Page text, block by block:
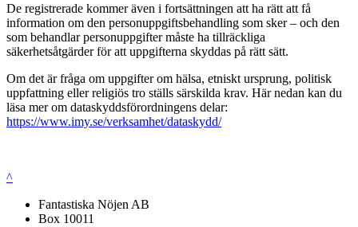
De registrerade kommer även i fortsättningen att ha rätt att få
information om den personuppgiftsbehandling som sker – och den
som behandlar personuppgifter måste ha tillräckliga
säkerhetsåtgärder för att uppgifterna skyddas på rätt sätt.
Om det är fråga om uppgifter om hälsa, etniskt ursprung, politisk
uppfattning eller religiös tro ställs särskilda krav. Här nedan kan du
läsa mer om dataskyddsförordningens delar:
https://www.imy.se/verksamhet/dataskydd/
^
Fantastiska Nöjen AB
Box 10011